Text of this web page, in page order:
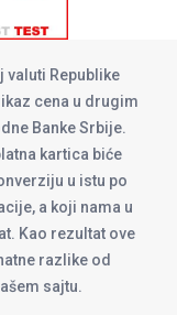
valuti Republike
cena u drugim
Banke Srbije.
kartica biće
u istu po
a koji nama u
Kao rezultat ove
razlike od
sajtu.